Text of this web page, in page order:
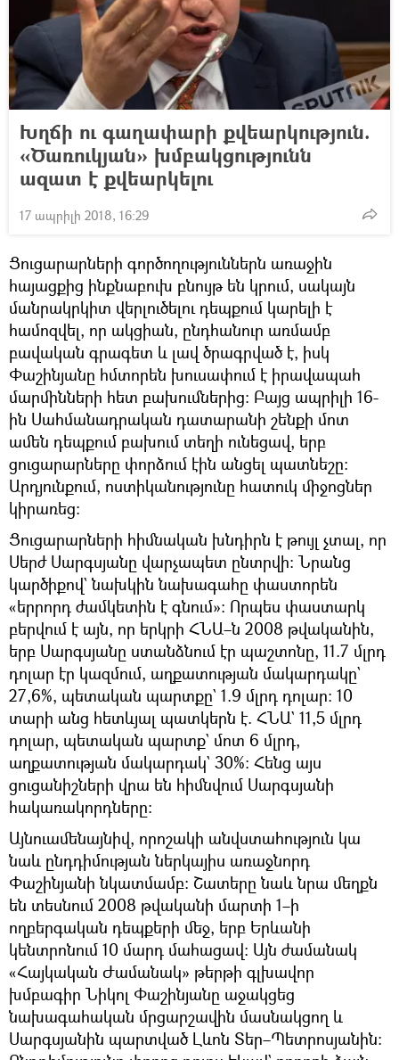
Խղճի ու գաղափարի քվեարկություն.
«Ծառուկյան» խմբակցությունն
ազատ է քվեարկելու
17 ապրիլի 2018, 16:29
Ցուցարարների գործողություններն առաջին
հայացքից ինքնաբուխ բնույթ են կրում, սակայն
մանրակրկիտ վերլուծելու դեպքում կարելի է
համոզվել, որ ակցիան, ընդհանուր առմամբ
բավական գրագետ և լավ ծրագրված է, իսկ
Փաշինյանը հմտորեն խուսափում է իրավապահ
մարմինների հետ բախումներից։ Բայց ապրիլի 16-
ին Սահմանադրական դատարանի շենքի մոտ
ամեն դեպքում բախում տեղի ունեցավ, երբ
ցուցարարները փորձում էին անցել պատնեշը։
Արդյունքում, ոստիկանությունը հատուկ միջոցներ
կիրառեց։
Ցուցարարների հիմնական խնդիրն է թույլ չտալ, որ
Սերժ Սարգսյանը վարչապետ ընտրվի։ Նրանց
կարծիքով` նախկին նախագահը փաստորեն
«երրորդ ժամկետին է գնում»։ Որպես փաստարկ
բերվում է այն, որ երկրի ՀՆԱ–ն 2008 թվականին,
երբ Սարգսյանը ստանձնում էր պաշտոնը, 11.7 մլրդ
դոլար էր կազմում, աղքատության մակարդակը`
27,6%, պետական պարտքը` 1.9 մլրդ դոլար։ 10
տարի անց հետևյալ պատկերն է. ՀՆԱ` 11,5 մլրդ
դոլար, պետական պարտք` մոտ 6 մլրդ,
աղքատության մակարդակ` 30%։ Հենց այս
ցուցանիշների վրա են հիմնվում Սարգսյանի
հակառակորդները։
Այնուամենայնիվ, որոշակի անվստահություն կա
նաև ընդդիմության ներկայիս առաջնորդ
Փաշինյանի նկատմամբ։ Շատերը նաև նրա մեղքն
են տեսնում 2008 թվականի մարտի 1–ի
ողբերգական դեպքերի մեջ, երբ Երևանի
կենտրոնում 10 մարդ մահացավ։ Այն ժամանակ
«Հայկական Ժամանակ» թերթի գլխավոր
խմբագիր Նիկոլ Փաշինյանը աջակցեց
նախագահական մրցարշավին մասնակցող և
Սարգսյանին պարտված Լևոն Տեր–Պետրոսյանին։